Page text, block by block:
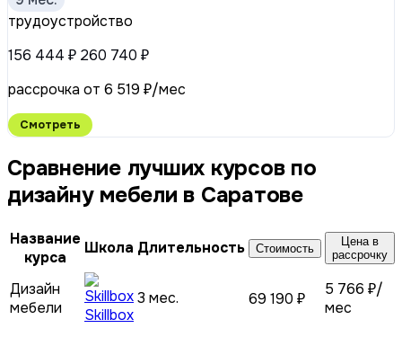
трудоустройство
156 444 ₽ 260 740 ₽
рассрочка от 6 519 ₽/мес
Смотреть
Сравнение лучших курсов по
дизайну мебели в Саратове
Название
курса
Школа Длительность Стоимость
Цена в
рассрочку
Дизайн
мебели
Skillbox
3 мес. 69 190 ₽
5 766 ₽/
мес